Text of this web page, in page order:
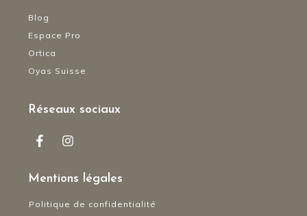
Blog
Espace Pro
Ortica
Oyas Suisse
Réseaux sociaux
Mentions légales
Politique de confidentialité